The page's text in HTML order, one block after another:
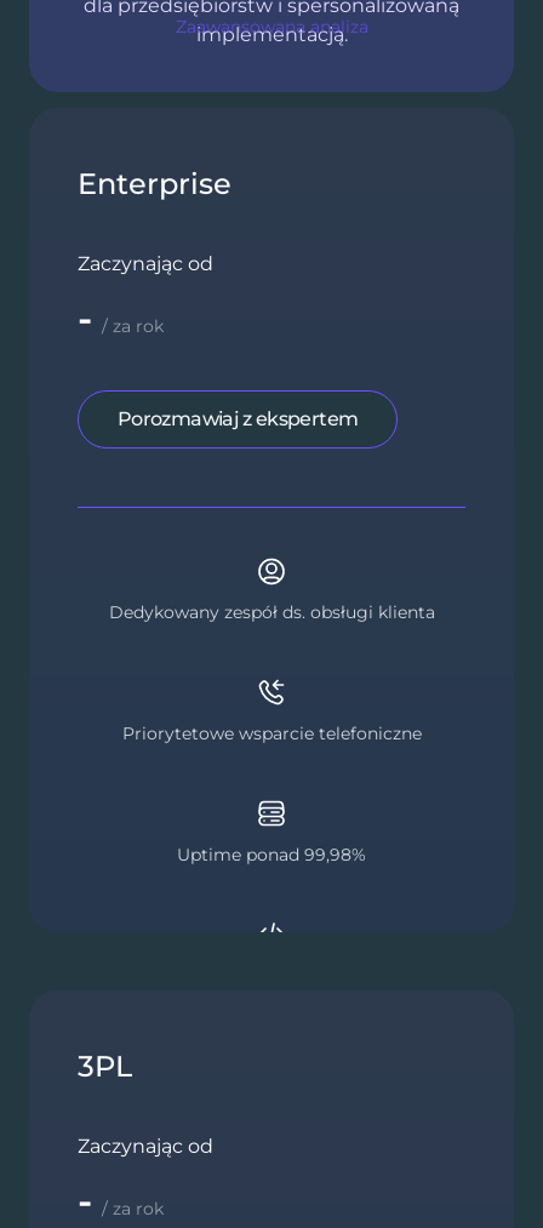
Zaawansowana analiza
dla przedsiębiorstw i spersonalizowaną
implementacją.
Enterprise
Zaczynając od
- / za rok
Porozmawiaj z ekspertem
Dedykowany zespół ds. obsługi klienta
Priorytetowe wsparcie telefoniczne
Uptime ponad 99,98%
Analityka niestandardowa
3PL
Zaczynając od
- / za rok